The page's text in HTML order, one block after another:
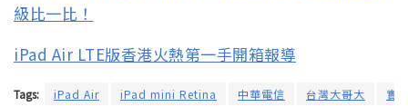
級比一比！
iPad Air LTE版香港火熱第一手開箱報導
Tags: iPad Air iPad mini Retina 中華電信 台灣大哥大 實